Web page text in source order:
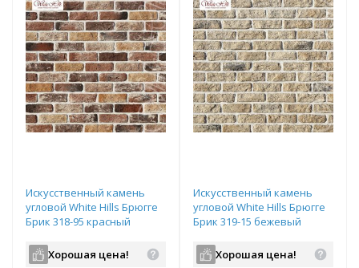
Искусственный камень
угловой White Hills Брюгге
Брик 318-95 красный
Хорошая цена!
Искусственный камень
угловой White Hills Брюгге
Брик 319-15 бежевый
Хорошая цена!